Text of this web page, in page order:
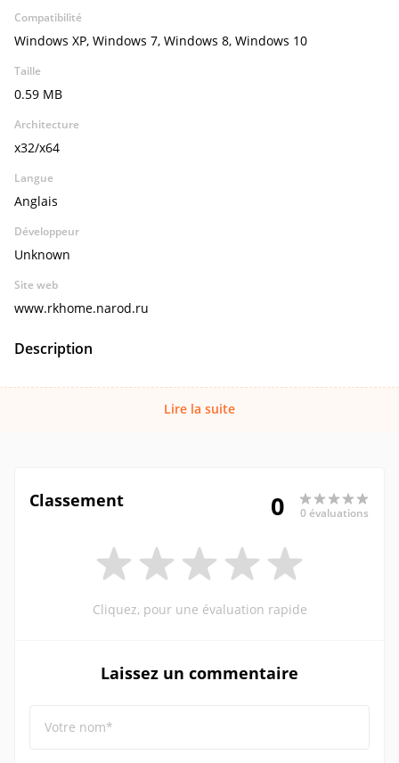
Compatibilité
Windows XP, Windows 7, Windows 8, Windows 10
Taille
0.59 MB
Architecture
x32/x64
Langue
Anglais
Développeur
Unknown
Site web
www.rkhome.narod.ru
Description
Lire la suite
Classement 0 0 évaluations
Cliquez, pour une évaluation rapide
Laissez un commentaire
Votre nom*